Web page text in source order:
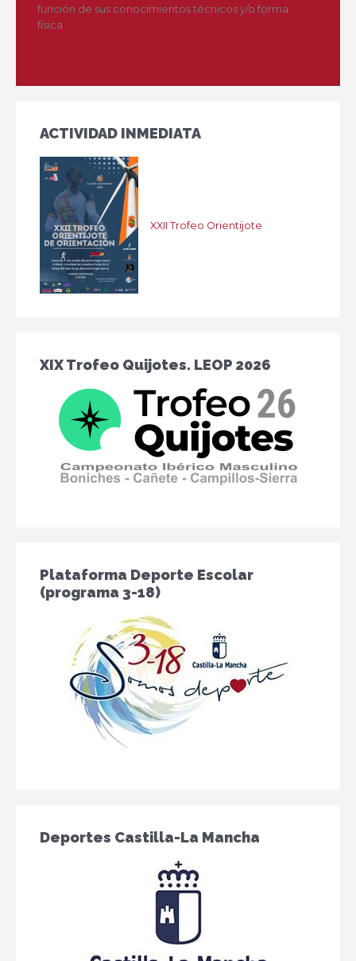
función de sus conocimientos técnicos y/o forma
física.
ACTIVIDAD INMEDIATA
XXII Trofeo Orientijote
XIX Trofeo Quijotes. LEOP 2026
Plataforma Deporte Escolar
(programa 3-18)
Deportes Castilla-La Mancha